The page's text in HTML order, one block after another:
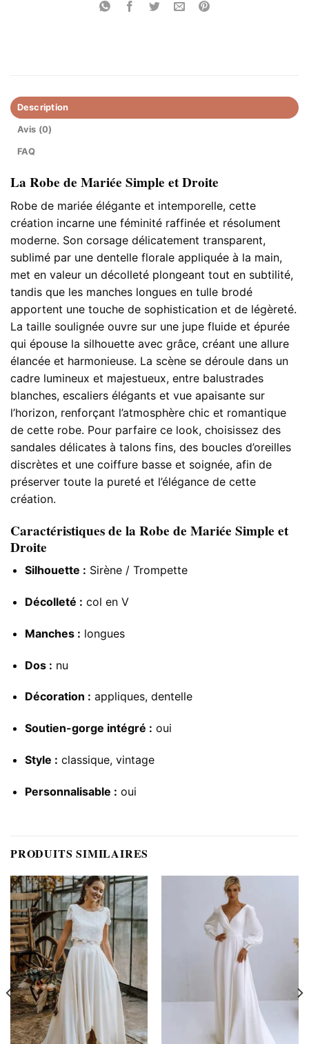
Description
Avis (0)
FAQ
La Robe de Mariée Simple et Droite
Robe de mariée élégante et intemporelle, cette
création incarne une féminité raffinée et résolument
moderne. Son corsage délicatement transparent,
sublimé par une dentelle florale appliquée à la main,
met en valeur un décolleté plongeant tout en subtilité,
tandis que les manches longues en tulle brodé
apportent une touche de sophistication et de légèreté.
La taille soulignée ouvre sur une jupe fluide et épurée
qui épouse la silhouette avec grâce, créant une allure
élancée et harmonieuse. La scène se déroule dans un
cadre lumineux et majestueux, entre balustrades
blanches, escaliers élégants et vue apaisante sur
l’horizon, renforçant l’atmosphère chic et romantique
de cette robe. Pour parfaire ce look, choisissez des
sandales délicates à talons fins, des boucles d’oreilles
discrètes et une coiffure basse et soignée, afin de
préserver toute la pureté et l’élégance de cette
création.
Caractéristiques de la Robe de Mariée Simple et
Droite
Silhouette : Sirène / Trompette
Décolleté : col en V
Manches : longues
Dos : nu
Décoration : appliques, dentelle
Soutien-gorge intégré : oui
Style : classique, vintage
Personnalisable : oui
PRODUITS SIMILAIRES